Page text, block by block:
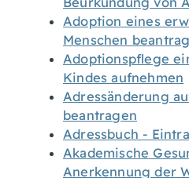
Adoption eines
Menschen
Adoptionspflege
Kindes aufnehmen
Adressänderung
beantragen
Adressbuch -
Akademische
Anerkennung der